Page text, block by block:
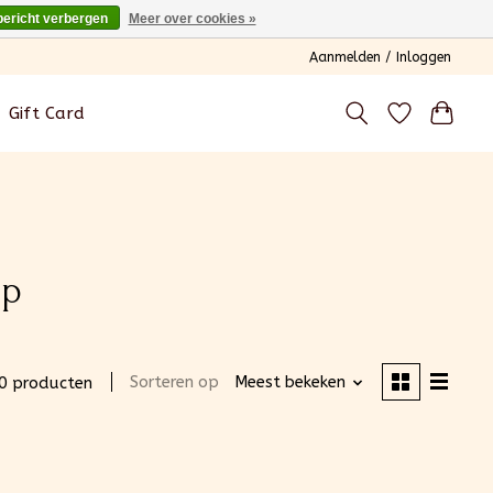
Aanmelden / Inloggen
Gift Card
producten Sorteren op Meest bekeken
verbergen Meer over cookies »